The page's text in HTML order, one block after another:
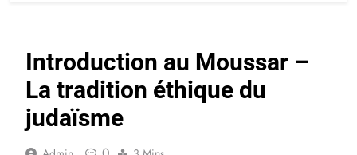
Introduction au Moussar –
La tradition éthique du
judaïsme